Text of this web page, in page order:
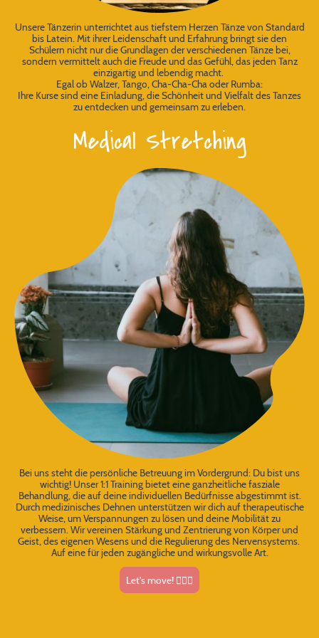
Unsere Tänzerin unterrichtet aus tiefstem Herzen Tänze von Standard
bis Latein. Mit ihrer Leidenschaft und Erfahrung bringt sie den
Schülern nicht nur die Grundlagen der verschiedenen Tänze bei,
sondern vermittelt auch die Freude und das Gefühl, das jeden Tanz
einzigartig und lebendig macht.
Egal ob Walzer, Tango, Cha-Cha-Cha oder Rumba:
Ihre Kurse sind eine Einladung, die Schönheit und Vielfalt des Tanzes
zu entdecken und gemeinsam zu erleben.
Medical Stretching
Bei uns steht die persönliche Betreuung im Vordergrund: Du bist uns
wichtig! Unser 1:1 Training bietet eine ganzheitliche fasziale
Behandlung, die auf deine individuellen Bedürfnisse abgestimmt ist.
Durch medizinisches Dehnen unterstützen wir dich auf therapeutische
Weise, um Verspannungen zu lösen und deine Mobilität zu
verbessern. Wir vereinen Stärkung und Zentrierung von Körper und
Geist, des eigenen Wesens und die Regulierung des Nervensystems.
Auf eine für jeden zugängliche und wirkungsvolle Art.
Let's move! 🤸🏻‍♀️